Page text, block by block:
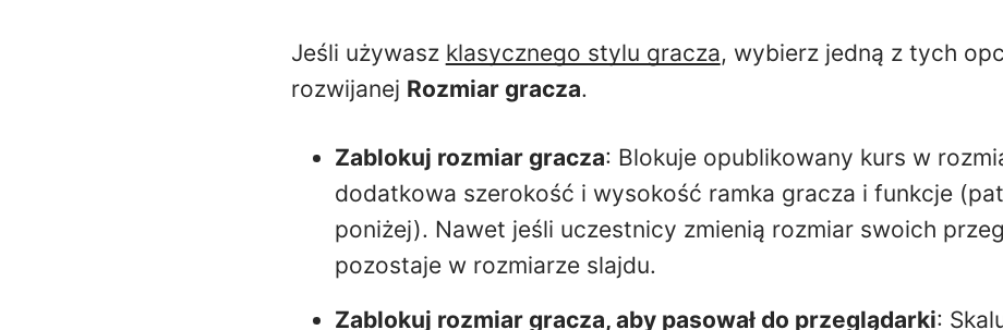
Jeśli używasz klasycznego stylu gracza, wybierz jedną z tych
rozwijanej Rozmiar gracza.
Zablokuj rozmiar gracza: Blokuje opublikowany kurs w
dodatkowa szerokość i wysokość ramka gracza i funkcje
poniżej). Nawet jeśli uczestnicy zmienią rozmiar swoich
pozostaje w rozmiarze slajdu.
Zablokuj rozmiar gracza, aby pasował do przeglądarki: